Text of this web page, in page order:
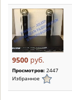
9500 руб.
Просмотров: 2447
Избранное